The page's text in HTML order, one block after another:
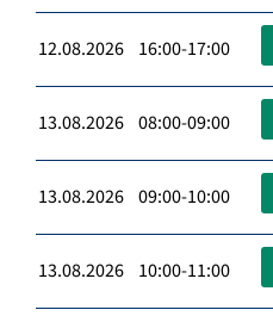
12.08.2026 16:00-17:00
13.08.2026 08:00-09:00
13.08.2026 09:00-10:00
13.08.2026 10:00-11:00